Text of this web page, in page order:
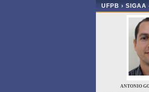
UFPB ›
ANTONIO